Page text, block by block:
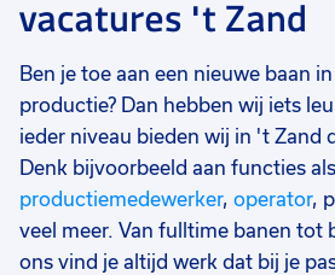
vacatures 't Zand
Ben je toe aan een nieuwe baan
productie? Dan hebben wij iets
ieder niveau bieden wij in 't Zand
Denk bijvoorbeeld aan functies als
productiemedewerker, operator,
veel meer. Van fulltime banen tot
ons vind je altijd werk dat bij je